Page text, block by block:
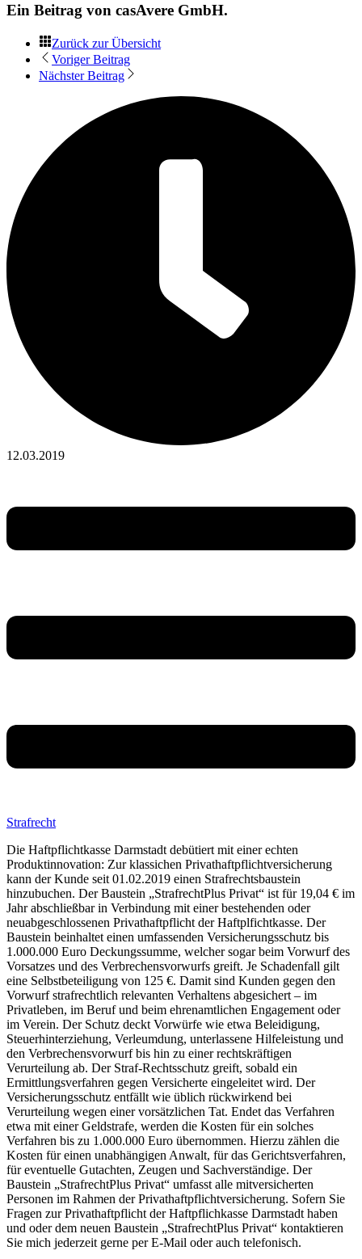
Ein Beitrag von casAvere GmbH.
Zurück zur Übersicht
Voriger Beitrag
Nächster Beitrag
12.03.2019
Strafrecht
Die Haftpflichtkasse Darmstadt debütiert mit einer echten
Produktinnovation: Zur klassichen Privathaftpflichtversicherung
kann der Kunde seit 01.02.2019 einen Strafrechtsbaustein
hinzubuchen. Der Baustein „StrafrechtPlus Privat“ ist für 19,04 € im
Jahr abschließbar in Verbindung mit einer bestehenden oder
neuabgeschlossenen Privathaftpflicht der Haftplfichtkasse. Der
Baustein beinhaltet einen umfassenden Versicherungsschutz bis
1.000.000 Euro Deckungssumme, welcher sogar beim Vorwurf des
Vorsatzes und des Verbrechensvorwurfs greift. Je Schadenfall gilt
eine Selbstbeteiligung von 125 €. Damit sind Kunden gegen den
Vorwurf strafrechtlich relevanten Verhaltens abgesichert – im
Privatleben, im Beruf und beim ehrenamtlichen Engagement oder
im Verein. Der Schutz deckt Vorwürfe wie etwa Beleidigung,
Steuerhinterziehung, Verleumdung, unterlassene Hilfeleistung und
den Verbrechensvorwurf bis hin zu einer rechtskräftigen
Verurteilung ab. Der Straf-Rechtsschutz greift, sobald ein
Ermittlungsverfahren gegen Versicherte eingeleitet wird. Der
Versicherungsschutz entfällt wie üblich rückwirkend bei
Verurteilung wegen einer vorsätzlichen Tat. Endet das Verfahren
etwa mit einer Geldstrafe, werden die Kosten für ein solches
Verfahren bis zu 1.000.000 Euro übernommen. Hierzu zählen die
Kosten für einen unabhängigen Anwalt, für das Gerichtsverfahren,
für eventuelle Gutachten, Zeugen und Sachverständige. Der
Baustein „StrafrechtPlus Privat“ umfasst alle mitversicherten
Personen im Rahmen der Privathaftpflichtversicherung. Sofern Sie
Fragen zur Privathaftpflicht der Haftpflichkasse Darmstadt haben
und oder dem neuen Baustein „StrafrechtPlus Privat“ kontaktieren
Sie mich jederzeit gerne per E-Mail oder auch telefonisch.